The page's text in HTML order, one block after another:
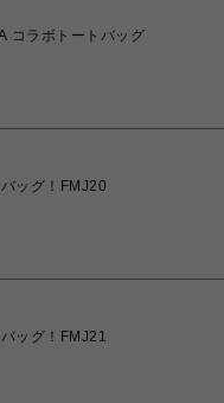
コラボトートバッグ
ッグ！FMJ20
ッグ！FMJ21